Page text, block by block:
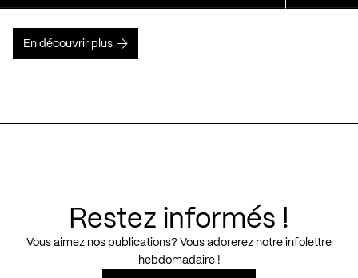
En découvrir plus
Restez informés !
Vous aimez nos publications? Vous adorerez notre infolettre
hebdomadaire !